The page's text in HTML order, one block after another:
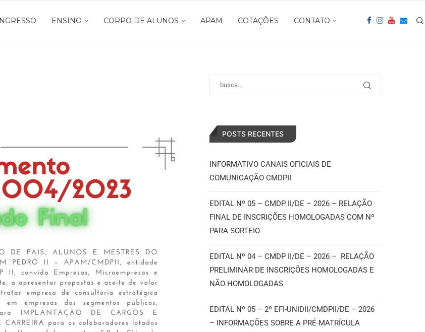
ENSINO CORPO DE ALUNOS APAM COTAÇÕES CONTATO
POSTS RECENTES
INFORMATIVO CANAIS OFICIAIS DE
COMUNICAÇÃO CMDPII
EDITAL Nº 05 – CMDP II/DE – 2026 – RELAÇÃO
FINAL DE INSCRIÇÕES HOMOLOGADAS COM Nº
PARA SORTEIO
EDITAL Nº 04 – CMDP II/DE – 2026 – RELAÇÃO
PRELIMINAR DE INSCRIÇÕES HOMOLOGADAS E
NÃO HOMOLOGADAS
EDITAL Nº 05 – 2º EFI-UNIDII/CMDPII/DE – 2026
– INFORMAÇÕES SOBRE A PRÉ-MATRÍCULA